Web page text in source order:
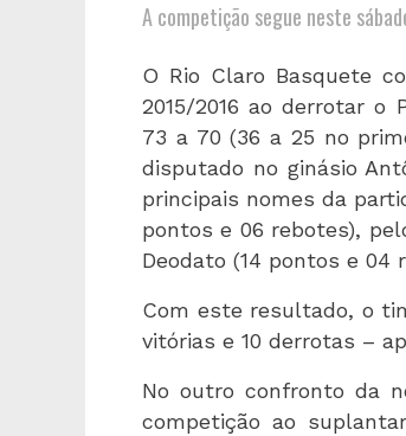
A competição segue neste
O Rio Claro Basquete
2015/2016 ao derrotar o
73 a 70 (36 a 25 no
disputado no ginásio
principais nomes da
pontos e 06 rebotes),
Deodato (14 pontos e 04
Com este resultado, o
vitórias e 10 derrotas –
No outro confronto da
competição ao